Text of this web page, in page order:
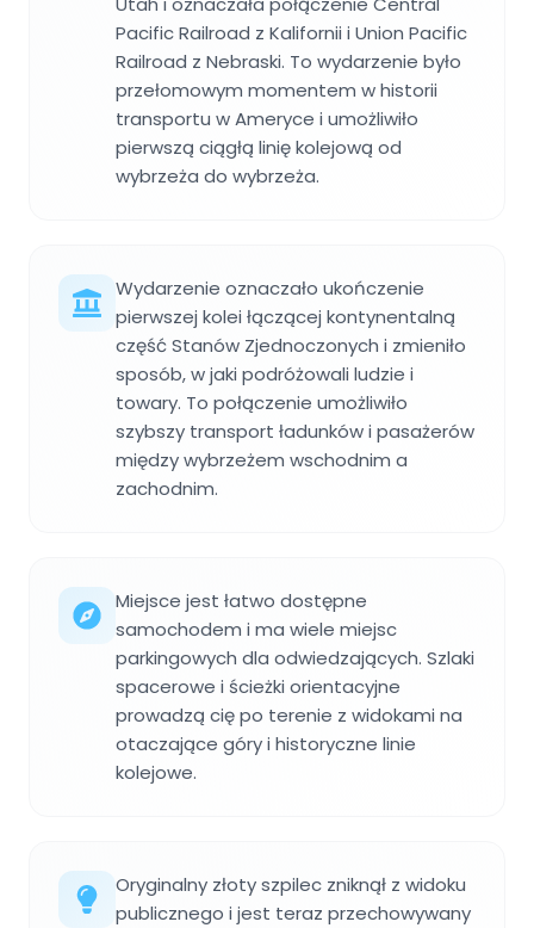
Pacific Railroad z Kalifornii i Union Pacific
Railroad z Nebraski. To wydarzenie było
przełomowym momentem w historii
transportu w Ameryce i umożliwiło
pierwszą ciągłą linię kolejową od
wybrzeża do wybrzeża.
Wydarzenie oznaczało ukończenie
pierwszej kolei łączącej kontynentalną
część Stanów Zjednoczonych i zmieniło
sposób, w jaki podróżowali ludzie i
towary. To połączenie umożliwiło
szybszy transport ładunków i pasażerów
między wybrzeżem wschodnim a
zachodnim.
Miejsce jest łatwo dostępne
samochodem i ma wiele miejsc
parkingowych dla odwiedzających. Szlaki
spacerowe i ścieżki orientacyjne
prowadzą cię po terenie z widokami na
otaczające góry i historyczne linie
kolejowe.
Oryginalny złoty szpilec zniknął z widoku
publicznego i jest teraz przechowywany